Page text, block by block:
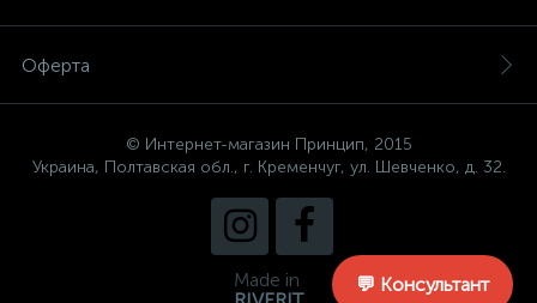
Оферта
© Интернет-магазин Принцип, 2015
Украина, Полтавская обл., г. Кременчуг, ул. Шевченко, д. 32.
Made in
💬 Консультант